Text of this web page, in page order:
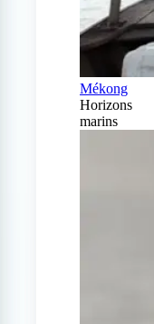
Mékong
Horizons
marins